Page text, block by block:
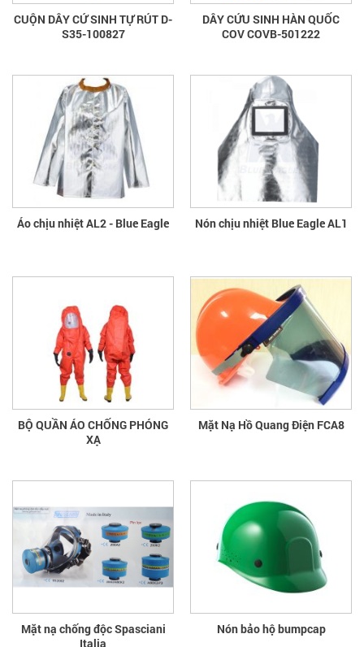
CUỘN DÂY CỨ SINH TỰ RÚT D-
S35-100827
DÂY CỨU SINH HÀN QUỐC
COV COVB-501222
Áo chịu nhiệt AL2 - Blue Eagle Nón chịu nhiệt Blue Eagle AL1
BỘ QUẦN ÁO CHỐNG PHÓNG
XẠ
Mặt Nạ Hồ Quang Điện FCA8
Mặt nạ chống độc Spasciani
Italia
Nón bảo hộ bumpcap